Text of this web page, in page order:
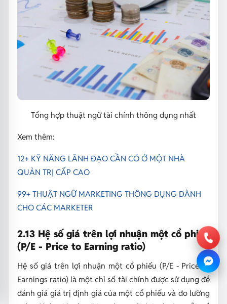
Tổng hợp thuật ngữ tài chính thông dụng nhất
Xem thêm:
12+ KỸ NĂNG LÃNH ĐẠO CẦN CÓ Ở MỘT NHÀ
QUẢN TRỊ CẤP CAO
99+ THUẬT NGỮ MARKETING THÔNG DỤNG DÀNH
CHO CÁC MARKETER
2.13 Hệ số giá trên lợi nhuận một cổ phiếu
(P/E - Price to Earning ratio)
Hệ số giá trên lợi nhuận một cổ phiếu (P/E - Price to
Earnings ratio) là một chỉ số tài chính được sử dụng để
đánh giá giá trị định giá của một cổ phiếu và đo lường